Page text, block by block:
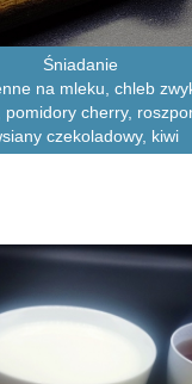
Śniadanie
na mleku, chleb
pomidory cherry,
czekoladowy, kiwi